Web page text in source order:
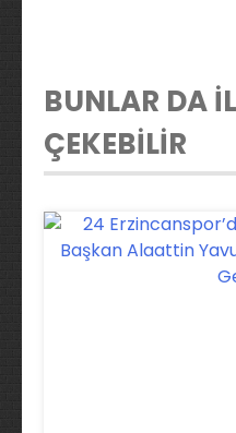
BUNLAR DA
ÇEKEBİLİR